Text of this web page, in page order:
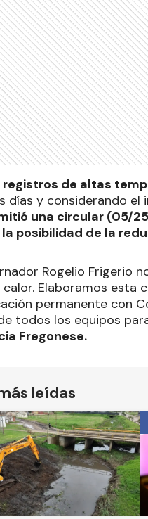
registros de altas
días y considerando el
una circular (05/
posibilidad de la
Rogelio Frigerio
calor. Elaboramos esta
permanente con
todos los equipos
Fregonese.
leídas